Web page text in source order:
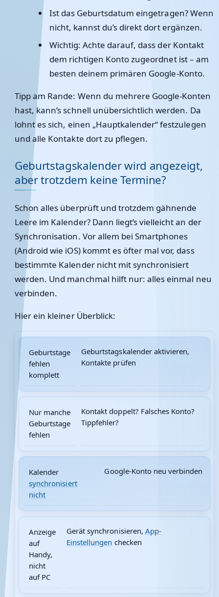
Ist das Geburtsdatum eingetragen? Wenn
nicht, kannst du’s direkt dort ergänzen.
Wichtig: Achte darauf, dass der Kontakt
dem richtigen Konto zugeordnet ist – am
besten deinem primären Google-Konto.
Tipp am Rande: Wenn du mehrere Google-Konten
hast, kann’s schnell unübersichtlich werden. Da
lohnt es sich, einen „Hauptkalender“ festzulegen
und alle Kontakte dort zu pflegen.
Geburtstagskalender wird angezeigt,
aber trotzdem keine Termine?
Schon alles überprüft und trotzdem gähnende
Leere im Kalender? Dann liegt’s vielleicht an der
Synchronisation. Vor allem bei Smartphones
(Android wie iOS) kommt es öfter mal vor, dass
bestimmte Kalender nicht mit synchronisiert
werden. Und manchmal hilft nur: alles einmal neu
verbinden.
Hier ein kleiner Überblick:
Geburtstage
fehlen
komplett
Geburtstagskalender aktivieren,
Kontakte prüfen
Nur manche
Geburtstage
fehlen
Kontakt doppelt? Falsches Konto?
Tippfehler?
Kalender
synchronisiert
nicht
Google-Konto neu verbinden
Anzeige
auf
Handy,
nicht
auf PC
Gerät synchronisieren, App-
Einstellungen checken